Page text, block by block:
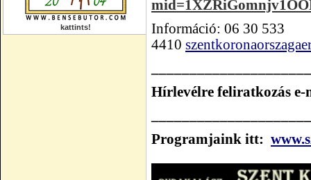
kattints!
Információ: 06 30 533
4410
Hírlevélre feliratkozás e-
Programjaink itt: